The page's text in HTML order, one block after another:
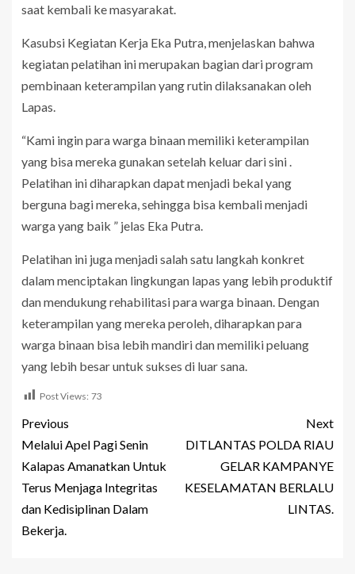
saat kembali ke masyarakat.
Kasubsi Kegiatan Kerja Eka Putra, menjelaskan bahwa
kegiatan pelatihan ini merupakan bagian dari program
pembinaan keterampilan yang rutin dilaksanakan oleh
Lapas.
“Kami ingin para warga binaan memiliki keterampilan
yang bisa mereka gunakan setelah keluar dari sini .
Pelatihan ini diharapkan dapat menjadi bekal yang
berguna bagi mereka, sehingga bisa kembali menjadi
warga yang baik ” jelas Eka Putra.
Pelatihan ini juga menjadi salah satu langkah konkret
dalam menciptakan lingkungan lapas yang lebih produktif
dan mendukung rehabilitasi para warga binaan. Dengan
keterampilan yang mereka peroleh, diharapkan para
warga binaan bisa lebih mandiri dan memiliki peluang
yang lebih besar untuk sukses di luar sana.
Post Views: 73
Previous
Melalui Apel Pagi Senin
Kalapas Amanatkan Untuk
Terus Menjaga Integritas
dan Kedisiplinan Dalam
Bekerja.
Next
DITLANTAS POLDA RIAU
GELAR KAMPANYE
KESELAMATAN BERLALU
LINTAS.